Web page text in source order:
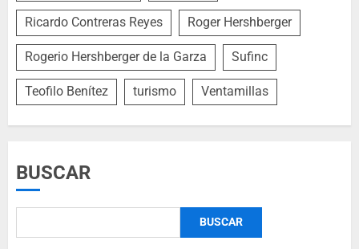
Ricardo Contreras Reyes Roger Hershberger
Rogerio Hershberger de la Garza Sufinc
Teofilo Benítez turismo Ventamillas
BUSCAR
BUSCAR